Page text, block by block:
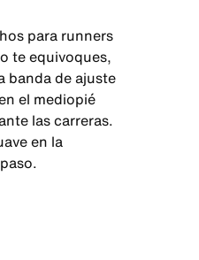
para runners
te equivoques,
banda de ajuste
el mediopié
las carreras.
en la